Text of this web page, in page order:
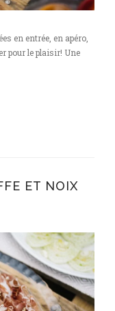
en entrée, en apéro,
pour le plaisir! Une
ET NOIX